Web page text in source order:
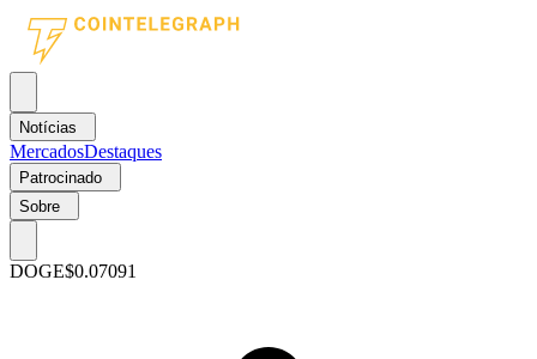
Notícias
MercadosDestaques
Patrocinado
Sobre
DOGE$0.07091